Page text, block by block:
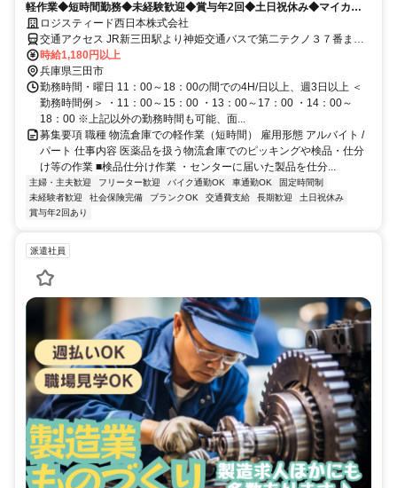
軽作業◆短時間勤務◆未経験歓迎◆賞与年2回◆土日祝休み◆マイカー
通勤可◆無料Wi-Fi
ロジスティード西日本株式会社
交通アクセス JR新三田駅より神姫交通バスで第二テクノ３７番まで
２０分またはテクノ北バス停より徒歩１０分程度
時給1,180円以上
兵庫県三田市
勤務時間・曜日 11：00～18：00の間での4H/日以上、週3日以上 ＜
勤務時間例＞ ・11：00～15：00 ・13：00～17：00 ・14：00～
18：00 ※上記以外の勤務時間も可能、面...
募集要項 職種 物流倉庫での軽作業（短時間） 雇用形態 アルバイト /
パート 仕事内容 医薬品を扱う物流倉庫でのピッキングや検品・仕分
け等の作業 ■検品仕分け作業 ・センターに届いた製品を仕分...
主婦・主夫歓迎 フリーター歓迎 バイク通勤OK 車通勤OK
固定時間制
未経験者歓迎
社会保険完備 ブランクOK 交通費支給 長期歓迎
土日祝休み
賞与年2回あり
派遣社員